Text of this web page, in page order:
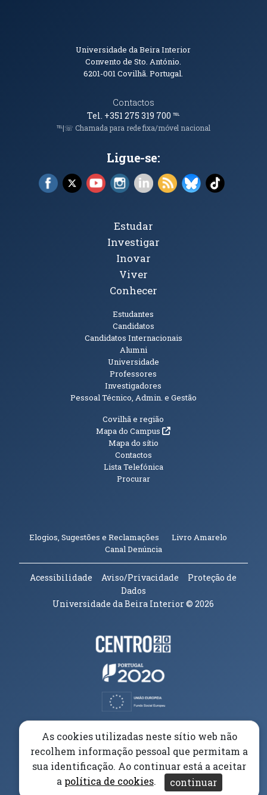
Informações de Contacto
Universidade da Beira Interior
Convento de Sto. António.
6201-001 Covilhã. Portugal.
Contactos
Tel. +351 275 319 700℡
℡|☏ Chamada para rede fixa/móvel nacional
Ligue-se:
Facebook (abre em nova janela)
X (abre em nova janela)
YouTube (abre em nova janela)
Instagram (abre em nova janela)
LinkedIn (abre em nova
RSS (abre em nova
Bluesky (abre
TikTok
Tópicos Principais
Estudar
Investigar
Inovar
Viver
Conhecer
Estudantes
Candidatos
Candidatos Internacionais
Alumni
Universidade
Professores
Investigadores
Pessoal Técnico, Admin. e Gestão
Informações Adicionais
Covilhã e região
Mapa do Campus(abre em nova janela)
Mapa do sítio
Contactos
Lista Telefónica
Procurar
Elogios, Sugestões e Reclamações Livro Amarelo
Canal Denúncia(abre em nova janela)
Acessibilidade Aviso/Privacidade
Proteção de
Dados
Universidade da Beira Interior© 2026
Parceiros e Financiadores
(abre em nova janela)
(abre em nova janela)
As cookies utilizadas neste sítio web não
recolhem informação pessoal que permitam a
sua identificação. Ao continuar está a aceitar
a política de cookies. continuar